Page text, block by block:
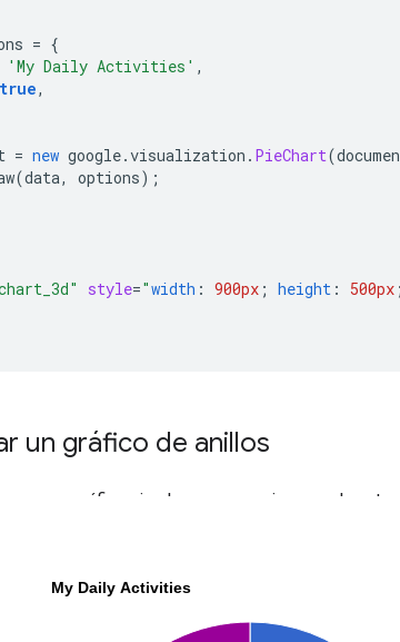
= {
'My Daily Activities' ,
true,
= new google.visualization . PieChart(
(data, options);
style="width : 900px ; height : 500px ;
un gráfico de anillos
es un gráfico circular con un agujero en el